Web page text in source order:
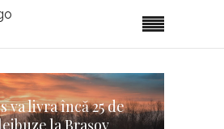
va livra încă 25 de
la Brașov